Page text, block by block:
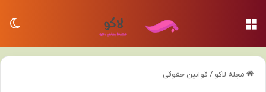
مجله لاکو / قوانین حقوقی